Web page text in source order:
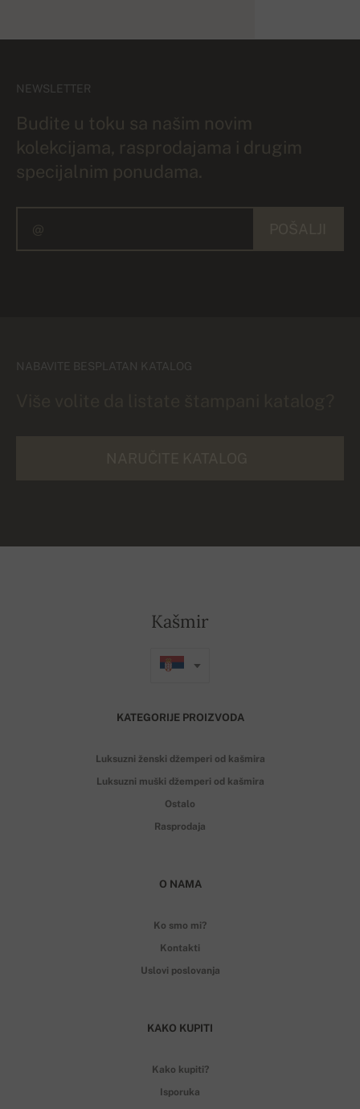
NEWSLETTER
Budite u toku sa našim novim
kolekcijama, rasprodajama i drugim
specijalnim ponudama.
NABAVITE BESPLATAN KATALOG
Kašmir
KATEGORIJE PROIZVODA
Luksuzni ženski džemperi od kašmira
Luksuzni muški džemperi od kašmira
Ostalo
Rasprodaja
O NAMA
Ko smo mi?
Kontakti
Uslovi poslovanja
KAKO KUPITI
Kako kupiti?
Isporuka